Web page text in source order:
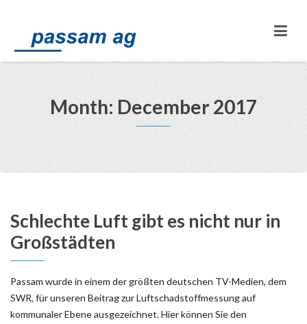
Month: December 2017
Schlechte Luft gibt es nicht nur in
Großstädten
Passam wurde in einem der größten deutschen TV-Medien, dem
SWR, für unseren Beitrag zur Luftschadstoffmessung auf
kommunaler Ebene ausgezeichnet. Hier können Sie den